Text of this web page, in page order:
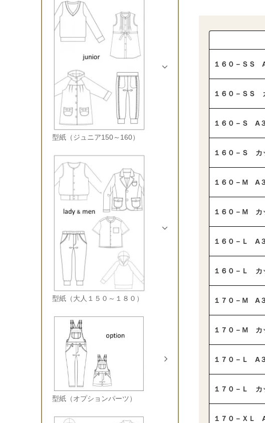
１６０－ＳＳ
１６０－ＳＳ
１６０－Ｓ A
１６０－Ｓ カ
１６０－Ｍ A
１６０－Ｍ カ
１６０－Ｌ A
１６０－Ｌ カ
１７０－Ｍ A
１７０－Ｍ カ
１７０－Ｌ A
１７０－Ｌ カ
１７０－ＸＬ
型紙（ジュニア150～160）
型紙（大人１５０～１８０）
型紙（オプションパーツ）